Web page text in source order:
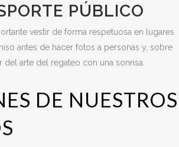
PÚBLICO
vestir de forma respetuosa en lugares
antes de hacer fotos a personas y, sobre
del arte del regateo con una sonrisa.
DE NUESTROS